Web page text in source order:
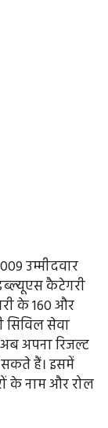
उम्मीदवार
कैटेगरी
के 160 और
सिविल सेवा
अपना रिजल्ट
हैं। इसमें
के नाम और रोल